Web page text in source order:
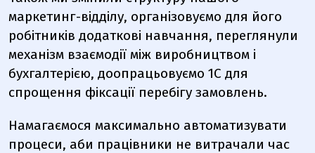
маркетинг-відділу, організовуємо для його
робітників додаткові навчання, переглянули
механізм взаємодії між виробництвом і
бухгалтерією, доопрацьовуємо 1С для
спрощення фіксації перебігу замовлень.
Намагаємося максимально автоматизувати
процеси, аби працівники не витрачали час